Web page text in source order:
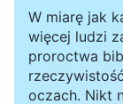
kościół, w
było
dowiedział,
Gdybyś był
W miarę jak
więcej ludzi
proroctwa
oczach. Nikt